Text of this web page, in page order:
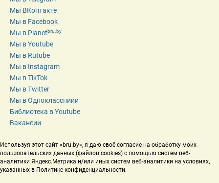
Мы ВКонтакте
Мы в Facebook
Мы в Planetbru.by
Мы в Youtube
Мы в Rutube
Мы в Instagram
Мы в TikTok
Мы в Twitter
Мы в Одноклассники
Библиотека в Youtube
Вакансии
Используя этот сайт «bru.by», я даю своё согласие на обработку моих
пользовательских данных (файлов cookies) с помощью систем веб-
аналитики Яндекс.Метрика и/или иных систем веб-аналитики на условиях,
указанных в Политике конфиденциальности.